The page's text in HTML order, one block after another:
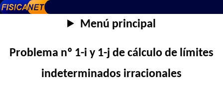
Menú principal
Problema nº 1-i y 1-j de cálculo de límites
indeterminados irracionales